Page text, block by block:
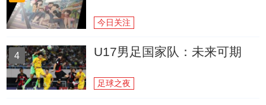
今日关注
4 U17男足国家队：未来可期
足球之夜